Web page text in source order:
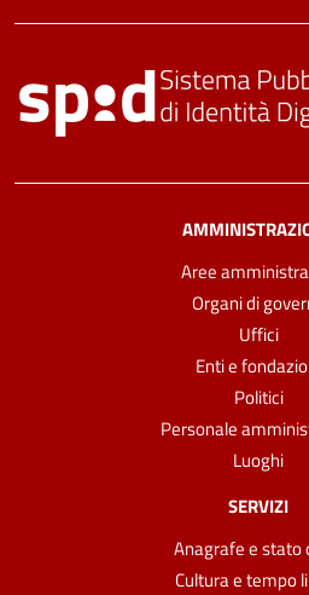
Aree
Organi di
Uffici
Enti e
Politici
Personale
Luoghi
SERVIZI
Anagrafe e stato
Cultura e tempo